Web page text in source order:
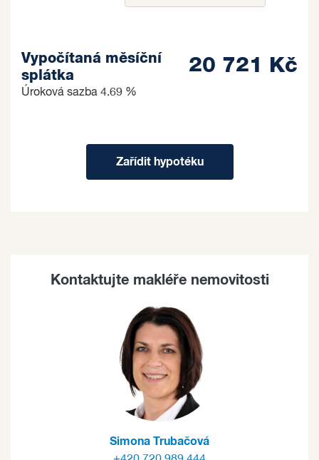
Vypočítaná měsíční
splátka
Úroková sazba 4.69 %
20 721 Kč
Zařídit hypotéku
Kontaktujte makléře nemovitosti
Simona Trubačová